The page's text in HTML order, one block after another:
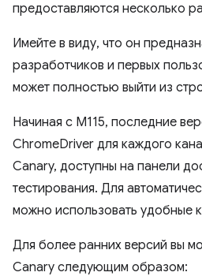
предоставляются несколько
Имейте в виду, что он
разработчиков и первых
может полностью выйти из
Начиная с M115, последние
ChromeDriver для каждого
Canary, доступны на панели
тестирования. Для
можно использовать удобные
Для более ранних версий вы
Canary следующим образом: